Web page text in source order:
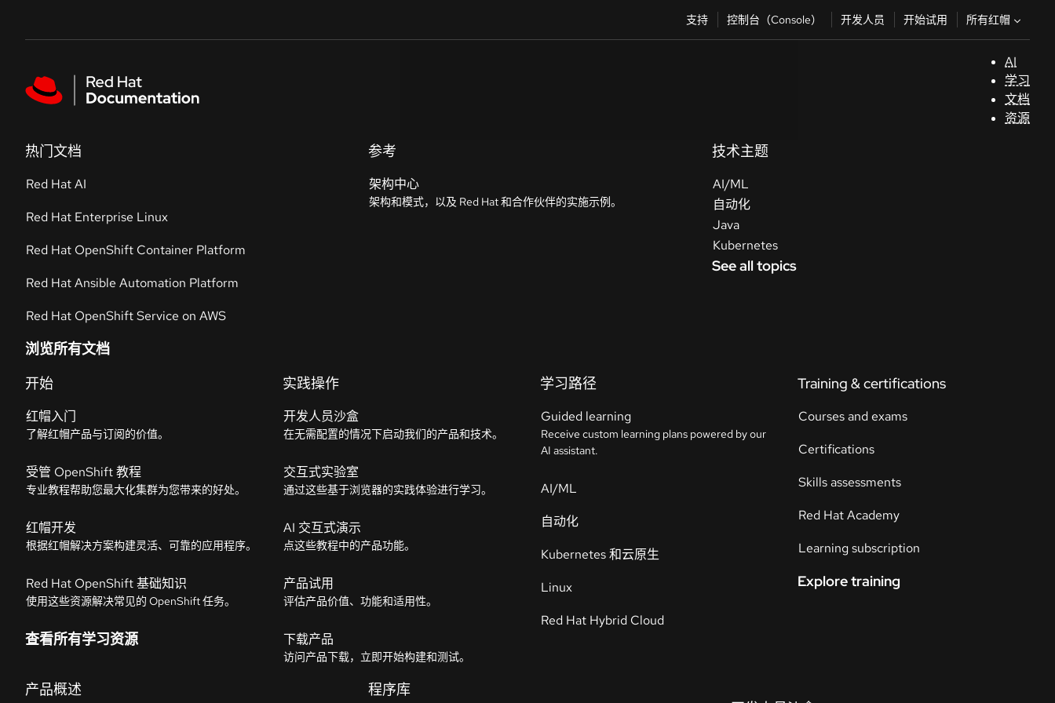
支持 控制台（Console） 开发人员 开始试用 所有红帽
AI
学习
文档
资源
热门文档
Red Hat AI
Red Hat Enterprise Linux
Red Hat OpenShift Container Platform
Red Hat Ansible Automation Platform
Red Hat OpenShift Service on AWS
浏览所有文档
参考
架构中心
架构和模式，以及 Red Hat 和合作伙伴的实施示例。
技术主题
AI/ML
自动化
Java
Kubernetes
See all topics
开始
红帽入门
了解红帽产品与订阅的价值。
受管 OpenShift 教程
专业教程帮助您最大化集群为您带来的好处。
红帽开发
根据红帽解决方案构建灵活、可靠的应用程序。
Red Hat OpenShift 基础知识
使用这些资源解决常见的 OpenShift 任务。
查看所有学习资源
实践操作
开发人员沙盒
在无需配置的情况下启动我们的产品和技术。
交互式实验室
通过这些基于浏览器的实践体验进行学习。
AI 交互式演示
点这些教程中的产品功能。
产品试用
评估产品价值、功能和适用性。
下载产品
访问产品下载，立即开始构建和测试。
学习路径
Guided learning
Receive custom learning plans powered by our
AI assistant.
AI/ML
自动化
Kubernetes 和云原生
Linux
Red Hat Hybrid Cloud
Training & certifications
Courses and exams
Certifications
Skills assessments
Red Hat Academy
Learning subscription
Explore training
产品概述
程序库